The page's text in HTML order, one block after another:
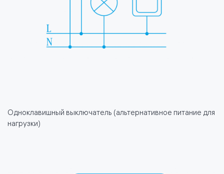
Одноклавишный выключатель (альтернативное питание для
нагрузки)